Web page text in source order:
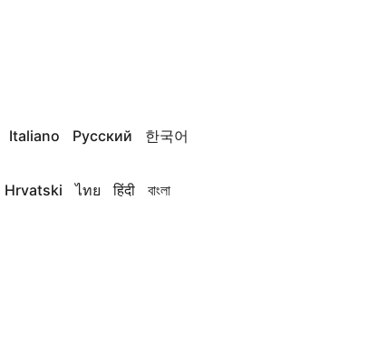
Italiano Русский 한국어
Hrvatski ไทย हिंदी বাংলা